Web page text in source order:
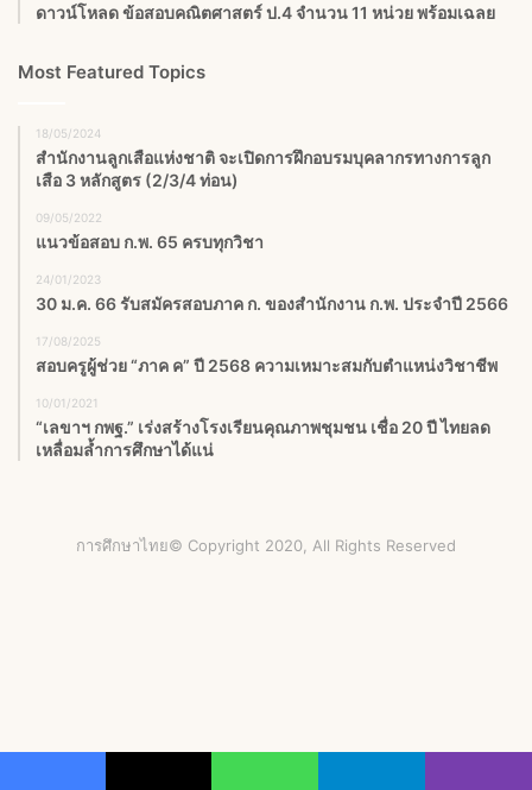
ดาวน์โหลด ข้อสอบคณิตศาสตร์ ป.4 จำนวน 11 หน่วย พร้อมเฉลย
Most Featured Topics
18/05/2024
สำนักงานลูกเสือแห่งชาติ จะเปิดการฝึกอบรมบุคลากรทางการลูก
เสือ 3 หลักสูตร (2/3/4 ท่อน)
09/05/2022
แนวข้อสอบ ก.พ. 65 ครบทุกวิชา
24/01/2023
30 ม.ค. 66 รับสมัครสอบภาค ก. ของสำนักงาน ก.พ. ประจำปี 2566
17/08/2025
สอบครูผู้ช่วย “ภาค ค” ปี 2568 ความเหมาะสมกับตำแหน่งวิชาชีพ
10/01/2021
“เลขาฯ กพฐ.” เร่งสร้างโรงเรียนคุณภาพชุมชน เชื่อ 20 ปี ไทยลด
เหลื่อมล้ำการศึกษาได้แน่
การศึกษาไทย© Copyright 2020, All Rights Reserved